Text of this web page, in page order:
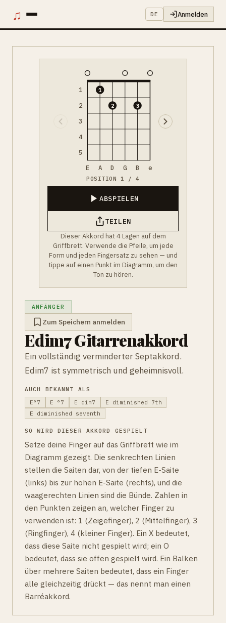
♫ DE Anmelden
1
2
3
4
5
1
2 3
E A D G B e
POSITION 1 / 4
ABSPIELEN
TEILEN
Dieser Akkord hat 4 Lagen auf dem
Griffbrett. Verwende die Pfeile, um jede
Form und jeden Fingersatz zu sehen — und
tippe auf einen Punkt im Diagramm, um den
Ton zu hören.
ANFÄNGER
Zum Speichern anmelden
Edim7 Gitarrenakkord
Ein vollständig verminderter Septakkord.
Edim7 ist symmetrisch und geheimnisvoll.
AUCH BEKANNT ALS
E°7
E °7 E dim7
E diminished 7th
E diminished seventh
SO WIRD DIESER AKKORD GESPIELT
Setze deine Finger auf das Griffbrett wie im
Diagramm gezeigt. Die senkrechten Linien
stellen die Saiten dar, von der tiefen E-Saite
(links) bis zur hohen E-Saite (rechts), und die
waagerechten Linien sind die Bünde. Zahlen in
den Punkten zeigen an, welcher Finger zu
verwenden ist: 1 (Zeigefinger), 2 (Mittelfinger), 3
(Ringfinger), 4 (kleiner Finger). Ein X bedeutet,
dass diese Saite nicht gespielt wird; ein O
bedeutet, dass sie offen gespielt wird. Ein Balken
über mehrere Saiten bedeutet, dass ein Finger
alle gleichzeitig drückt — das nennt man einen
Barréakkord.